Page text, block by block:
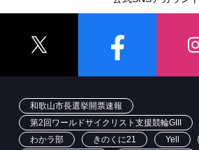
和歌山市長選挙開票速報
第2回ワールドサイクリスト支援競輪GIII
わかラ部
きのくに21 Yell